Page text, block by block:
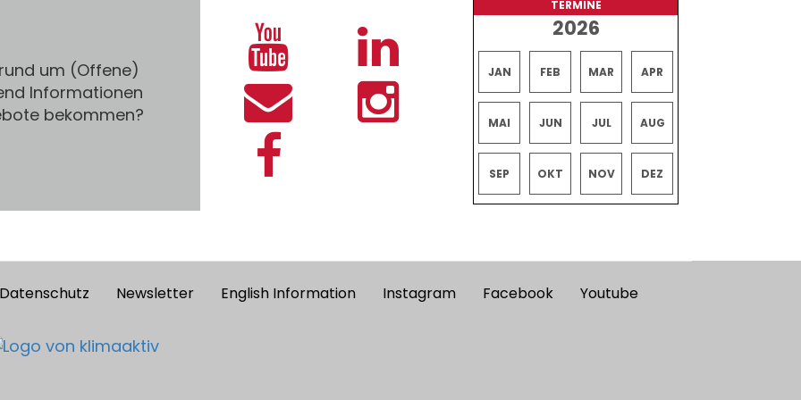
um (Offene)
Informationen
bekommen?
TERMINE
2026
JAN FEB MAR APR
MAI JUN JUL AUG
SEP OKT NOV DEZ
Datenschutz Newsletter English Information Instagram Facebook Youtube